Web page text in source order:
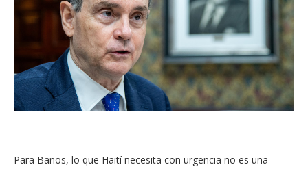
Para Baños, lo que Haití necesita con urgencia no es una